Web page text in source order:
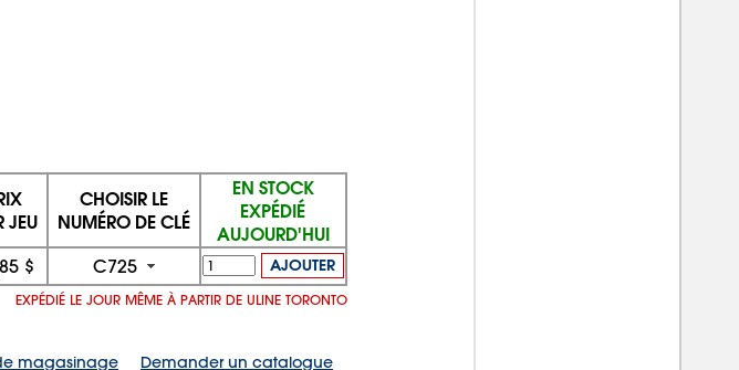
JEU
CHOISIR LE
NUMÉRO DE CLÉ
EN STOCK
EXPÉDIÉ
AUJOURD'HUI
$ C725 AJOUTER
EXPÉDIÉ LE JOUR MÊME À PARTIR DE ULINE TORONTO
magasinage Demander un catalogue